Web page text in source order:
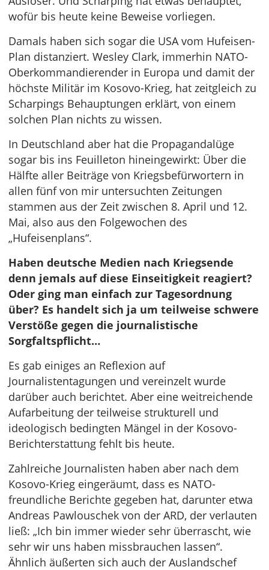
wofür bis heute keine Beweise vorliegen.
Damals haben sich sogar die USA vom Hufeisen-
Plan distanziert. Wesley Clark, immerhin NATO-
Oberkommandierender in Europa und damit der
höchste Militär im Kosovo-Krieg, hat zeitgleich zu
Scharpings Behauptungen erklärt, von einem
solchen Plan nichts zu wissen.
In Deutschland aber hat die Propagandalüge
sogar bis ins Feuilleton hineingewirkt: Über die
Hälfte aller Beiträge von Kriegsbefürwortern in
allen fünf von mir untersuchten Zeitungen
stammen aus der Zeit zwischen 8. April und 12.
Mai, also aus den Folgewochen des
„Hufeisenplans“.
Haben deutsche Medien nach Kriegsende
denn jemals auf diese Einseitigkeit reagiert?
Oder ging man einfach zur Tagesordnung
über? Es handelt sich ja um teilweise schwere
Verstöße gegen die journalistische
Sorgfaltspflicht…
Es gab einiges an Reflexion auf
Journalistentagungen und vereinzelt wurde
darüber auch berichtet. Aber eine weitreichende
Aufarbeitung der teilweise strukturell und
ideologisch bedingten Mängel in der Kosovo-
Berichterstattung fehlt bis heute.
Zahlreiche Journalisten haben aber nach dem
Kosovo-Krieg eingeräumt, dass es NATO-
freundliche Berichte gegeben hat, darunter etwa
Andreas Pawlouschek von der ARD, der verlauten
ließ: „Ich bin immer wieder sehr überrascht, wie
sehr wir uns haben missbrauchen lassen“.
Ähnlich äußerten sich auch der Auslandschef